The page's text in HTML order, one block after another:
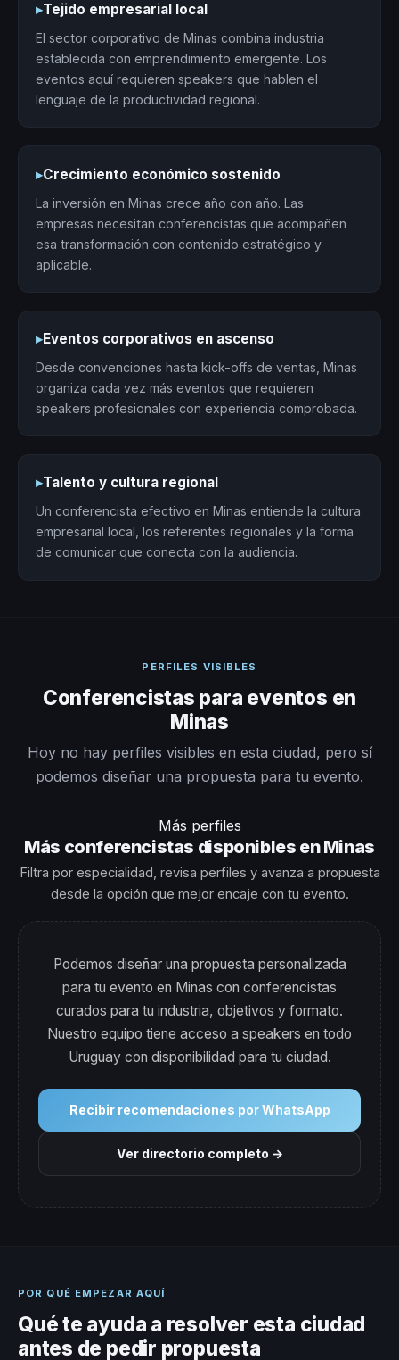
▸Tejido empresarial local
El sector corporativo de Minas combina industria
establecida con emprendimiento emergente. Los
eventos aquí requieren speakers que hablen el
lenguaje de la productividad regional.
▸Crecimiento económico sostenido
La inversión en Minas crece año con año. Las
empresas necesitan conferencistas que acompañen
esa transformación con contenido estratégico y
aplicable.
▸Eventos corporativos en ascenso
Desde convenciones hasta kick-offs de ventas, Minas
organiza cada vez más eventos que requieren
speakers profesionales con experiencia comprobada.
▸Talento y cultura regional
Un conferencista efectivo en Minas entiende la cultura
empresarial local, los referentes regionales y la forma
de comunicar que conecta con la audiencia.
PERFILES VISIBLES
Conferencistas para eventos en
Minas
Hoy no hay perfiles visibles en esta ciudad, pero sí
podemos diseñar una propuesta para tu evento.
Más perfiles
Más conferencistas disponibles en Minas
Filtra por especialidad, revisa perfiles y avanza a propuesta
desde la opción que mejor encaje con tu evento.
Podemos diseñar una propuesta personalizada
para tu evento en Minas con conferencistas
curados para tu industria, objetivos y formato.
Nuestro equipo tiene acceso a speakers en todo
Uruguay con disponibilidad para tu ciudad.
Recibir recomendaciones por WhatsApp
Ver directorio completo →
POR QUÉ EMPEZAR AQUÍ
Qué te ayuda a resolver esta ciudad
antes de pedir propuesta